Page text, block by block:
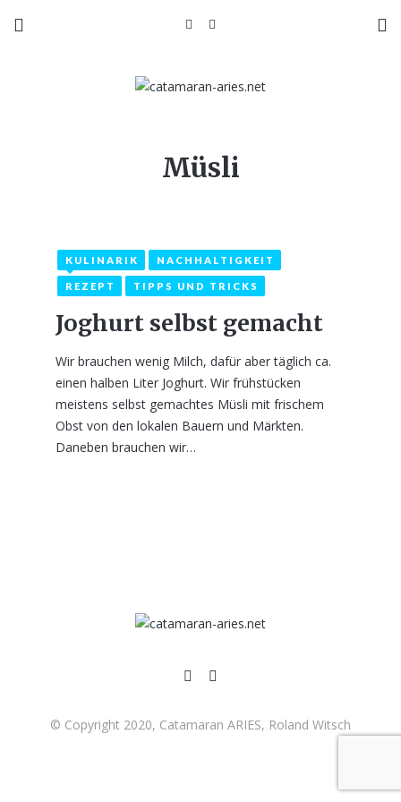
Müsli
KULINARIK NACHHALTIGKEIT
REZEPT TIPPS UND TRICKS
Joghurt selbst gemacht
Wir brauchen wenig Milch, dafür aber täglich ca.
einen halben Liter Joghurt. Wir frühstücken
meistens selbst gemachtes Müsli mit frischem
Obst von den lokalen Bauern und Märkten.
Daneben brauchen wir…
© Copyright 2020, Catamaran ARIES, Roland Witsch